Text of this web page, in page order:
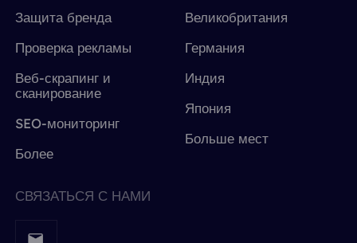
Защита бренда
Проверка рекламы
Веб-скрапинг и
сканирование
SEO-мониторинг
Более
Великобритания
Германия
Индия
Япония
Больше мест
СВЯЗАТЬСЯ С НАМИ